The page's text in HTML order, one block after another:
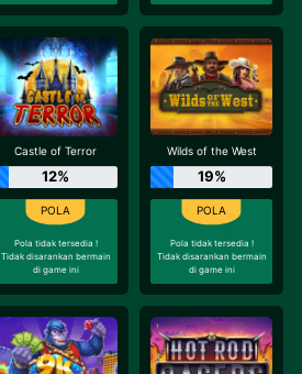
Castle of Terror
12%
Pola tidak tersedia !
Tidak disarankan bermain
di game ini
Wilds of the West
19%
Pola tidak tersedia !
Tidak disarankan bermain
di game ini